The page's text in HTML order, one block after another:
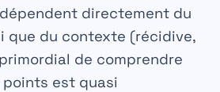
directement du
que du contexte (récidive,
de comprendre
est quasi